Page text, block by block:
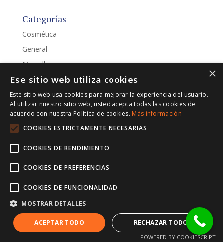
Categorías
Cosmética
General
Maquillaje
Novedades
Entradas recientes
Sachets y monodosis: formatos prácticos para
muestras, viajes y campañas
Envasado de productos líquidos en verano: seguridad,
Envasado de productos líquidos: seguridad, calidad y
Cómo escalar tu producción sin perder calidad en el
envasado
×
Ese sitio web utiliza cookies
Este sitio web usa cookies para mejorar la experiencia del usuario.
Al utilizar nuestro sitio web, usted acepta todas las cookies de
acuerdo con nuestra Política de cookies. Más información
COOKIES ESTRICTAMENTE NECESARIAS
COOKIES DE RENDIMIENTO
COOKIES DE PREFERENCIAS
COOKIES DE FUNCIONALIDAD
MOSTRAR DETALLES
ACEPTAR TODO RECHAZAR TODO
POWERED BY COOKIESCRIPT